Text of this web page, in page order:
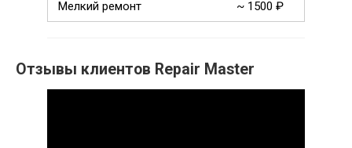
Мелкий ремонт
~ 1500 ₽
Отзывы клиентов Repair Master